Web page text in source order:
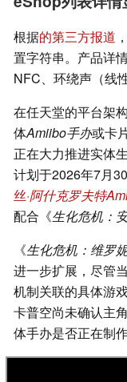
根据的第三方报道
置字符串。产品详
NFC、环绕声（线
在任天堂的平台架
体Amiibo手办或卡
正在大力推进实体
计划于2026年7月
丝·阿什克罗夫特
配合《生化危机：
《生化危机：维罗
进一步扩展，尽管
机制关联的具体游
卡普空尚未确认主
体手办是否正在制作